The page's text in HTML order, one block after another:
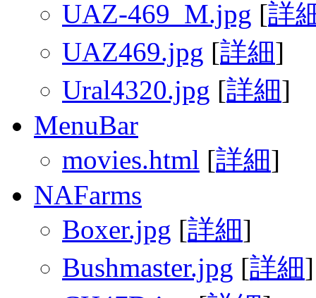
UAZ-469_M.jpg [詳
UAZ469.jpg [詳細]
Ural4320.jpg [詳細]
MenuBar
movies.html [詳細]
NAFarms
Boxer.jpg [詳細]
Bushmaster.jpg [詳細]